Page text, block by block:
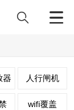
器 人行闸机
wifi覆盖